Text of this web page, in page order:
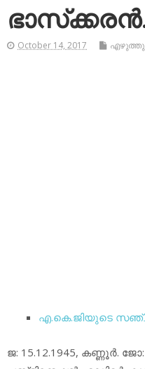
October 14, 2017
എ.കെ.ജിയുടെ
ജ: 15.12.1945, കണ്ണൂര്‍.